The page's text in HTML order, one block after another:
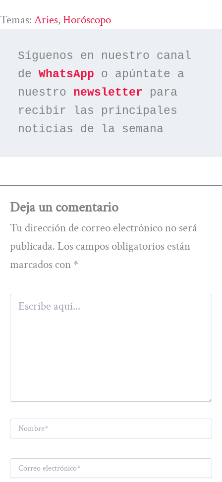
Temas: Aries, Horóscopo
Síguenos en nuestro canal
de WhatsApp o apúntate a
nuestro newsletter para
recibir las principales
noticias de la semana
Deja un comentario
Tu dirección de correo electrónico no será
publicada. Los campos obligatorios están
marcados con *
Escribe
aquí...
Nombre*
Correo
electrónico*